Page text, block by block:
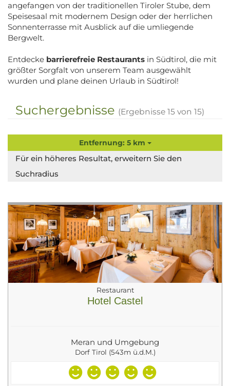
angefangen von der traditionellen Tiroler Stube, dem
Speisesaal mit modernem Design oder der herrlichen
Sonnenterrasse mit Ausblick auf die umliegende
Bergwelt.
Entdecke barrierefreie Restaurants in Südtirol, die mit
größter Sorgfalt von unserem Team ausgewählt
wurden und plane deinen Urlaub in Südtirol!
Suchergebnisse (Ergebnisse 15 von 15)
Entfernung: 5 km
Für ein höheres Resultat, erweitern Sie den
Suchradius
Restaurant
Hotel Castel
Meran und Umgebung
Dorf Tirol (543m ü.d.M.)